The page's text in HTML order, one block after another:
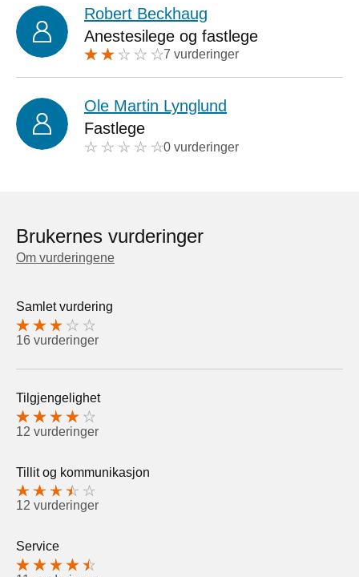
Robert Beckhaug
Anestesilege og fastlege
7 vurderinger
Ole Martin Lynglund
Fastlege
0 vurderinger
Brukernes vurderinger
Om vurderingene
Samlet vurdering
16 vurderinger
Tilgjengelighet
12 vurderinger
Tillit og kommunikasjon
12 vurderinger
Service